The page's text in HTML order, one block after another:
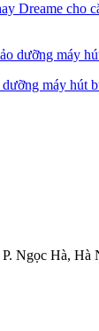
Dreame cho
máy hút
Ngọc Hà, Hà